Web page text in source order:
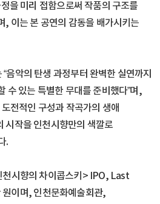
을 미리 접함으로써 작품의 구조를
, 이는 본 공연의 감동을 배가시키는
음악의 탄생 과정부터 완벽한 실연까지
수 있는 특별한 무대를 준비했다”며,
전적인 구성과 작곡가의 생애
시작을 인천시향만의 색깔로
.
천시향의 차이콥스키> IPO, Last
이며, 인천문화예술회관,